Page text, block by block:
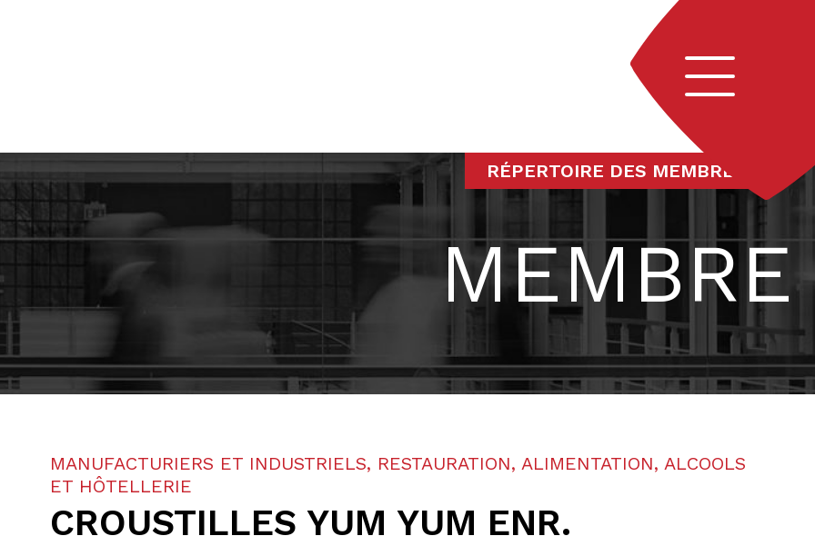
RÉPERTOIRE DES MEMBRES
MEMBRE
MANUFACTURIERS ET INDUSTRIELS, RESTAURATION, ALIMENTATION, ALCOOLS
ET HÔTELLERIE
CROUSTILLES YUM YUM ENR.